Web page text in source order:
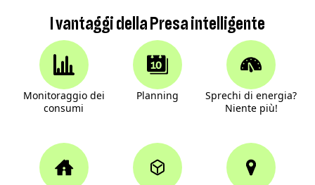
I vantaggi della Presa intelligente
Monitoraggio dei
consumi
Planning
Sprechi di energia?
Niente più!